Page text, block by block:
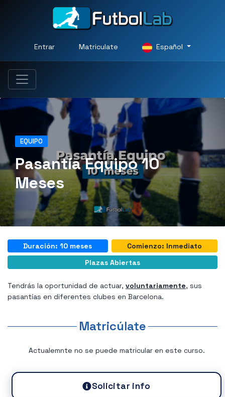
Entrar Matriculate Español
EQUIPO
Pasantía Equipo 10
Meses
Duración: 10 meses
Comienzo: Inmediato
Plazas Abiertas
Tendrás la oportunidad de actuar, voluntariamente, sus
pasantías en diferentes clubes en Barcelona.
Matricúlate
Actualemnte no se puede matricular en este curso.
Solicitar info